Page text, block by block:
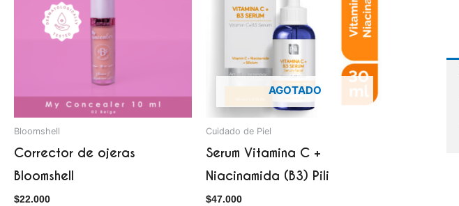
Bloomshell
Corrector de ojeras
Bloomshell
$22.000
AGOTADO
Cuidado de Piel
Serum Vitamina C +
Niacinamida (B3) Pili
$47.000